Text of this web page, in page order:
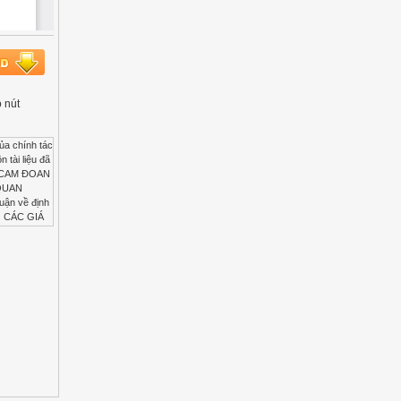
nút
pháp luận Trên cơ sở phương pháp luận duy vật biện chứng và duy vật lịch sử của chủ nghĩa Mác - Lênin, luận án nhìn nhận đặc trưng, tác động qua lại, mâu thuẫn và quá trình vận động, phát triển định hướng GTVH của học viên đào tạo sĩ quan học viên đào tạo sĩ quan. Dựa vào tư tưởng Hồ Chí Minh, đường lối, quan điểm của Đảng về văn hoá, giáo dục và định hướng GTVH để nghiên cứu, phân tích, đánh kết quả quá trình định hướng GTVH của học viên; nhận diện xu hướng và vấn đề đặt ra trong định hướng GTVH của học viên đào tạo sĩ quan học viên đào tạo sĩ quan trong các trường quân đội. 4.2. Phương pháp nghiên cứu - Phươ